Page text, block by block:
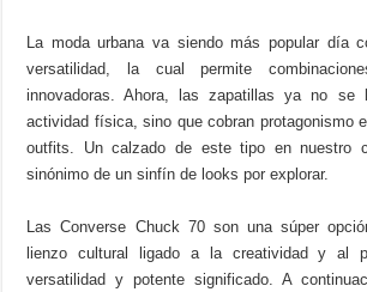
La moda urbana va siendo más popular día
versatilidad, la cual permite
innovadoras. Ahora, las zapatillas ya no se
actividad física, sino que cobran protagonismo
outfits. Un calzado de este tipo en nuestro
sinónimo de un sinfín de looks por explorar.
Las Converse Chuck 70 son una súper
lienzo cultural ligado a la creatividad y al
versatilidad y potente significado. A